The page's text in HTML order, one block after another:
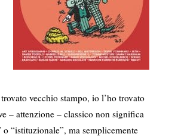
vecchio stampo, io l’ho trovato
– attenzione – classico non significa
o “istituzionale”, ma semplicemente